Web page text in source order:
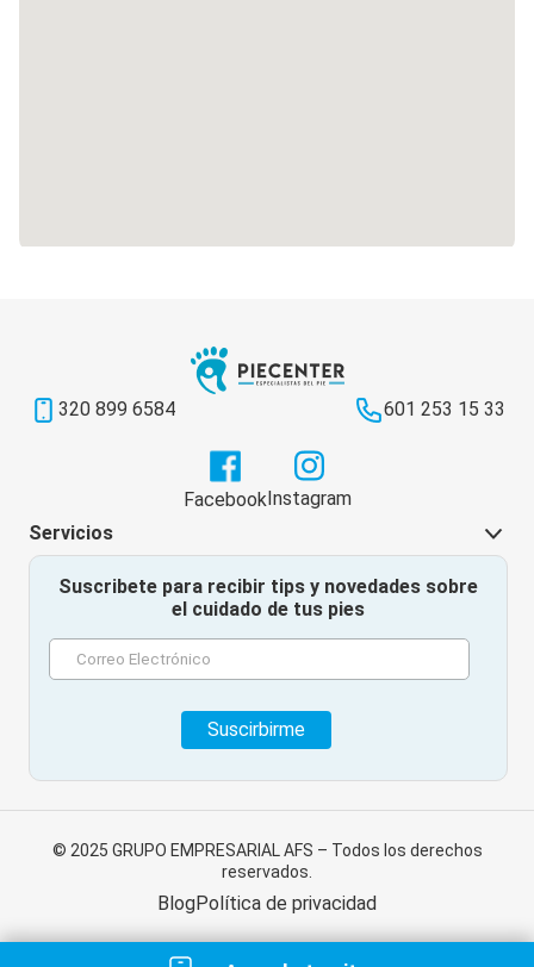
320 899 6584 601 253 15 33
FacebookInstagram
Servicios
Suscribete para recibir tips y novedades sobre
el cuidado de tus pies
© 2025 GRUPO EMPRESARIAL AFS – Todos los derechos
reservados.
BlogPolítica de privacidad